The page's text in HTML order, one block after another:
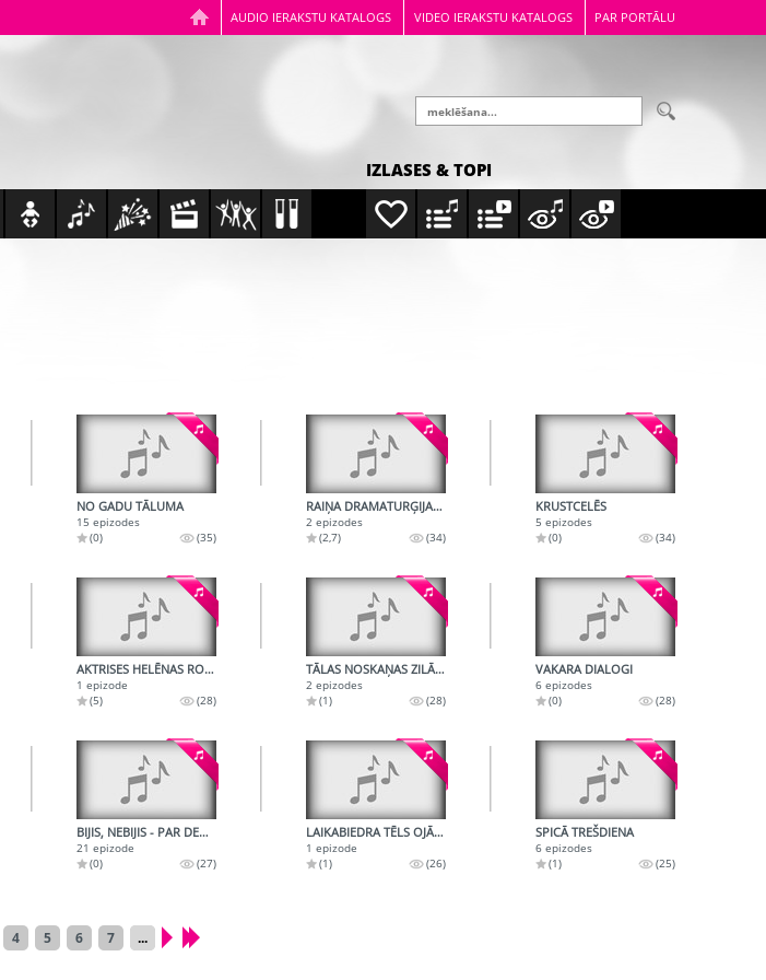
AUDIO IERAKSTU KATALOGS VIDEO IERAKSTU KATALOGS PAR PORTĀLU
IZLASES & TOPI
NO GADU TĀLUMA
15 epizodes
(0)
(35)
RAIŅA DRAMATURĢIJA - ZELTA ZIRGS. INDULIS UN ĀRIJA - LUGU FRAGMENTI
2 epizodes
(2,7)
(34)
KRUSTCELĒS
5 epizodes
(0)
(34)
AKTRISES HELĒNAS ROMANOVAS DAIĻRADE
1 epizode
(5)
(28)
TĀLAS NOSKAŅAS ZILĀ VAKARĀ
2 epizodes
(1)
(28)
VAKARA DIALOGI
6 epizodes
(0)
(28)
BIJIS, NEBIJIS - PAR DEBESU SPĪDEKĻIEM
21 epizode
(0)
(27)
LAIKABIEDRA TĒLS OJĀRA VĀCIEŠA DAIĻRADĒ
1 epizode
(1)
(26)
SPICĀ TREŠDIENA
6 epizodes
(1)
(25)
4 5 6 7 ...